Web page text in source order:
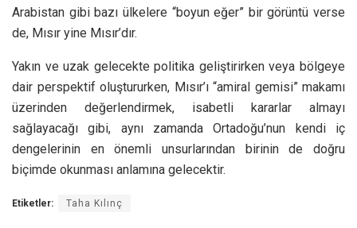
Arabistan gibi bazı ülkelere “boyun eğer” bir görüntü verse
de, Mısır yine Mısır’dır.
Yakın ve uzak gelecekte politika geliştirirken veya bölgeye
dair perspektif oluştururken, Mısır’ı “amiral gemisi” makamı
üzerinden değerlendirmek, isabetli kararlar almayı
sağlayacağı gibi, aynı zamanda Ortadoğu’nun kendi iç
dengelerinin en önemli unsurlarından birinin de doğru
biçimde okunması anlamına gelecektir.
Etiketler: Taha Kılınç